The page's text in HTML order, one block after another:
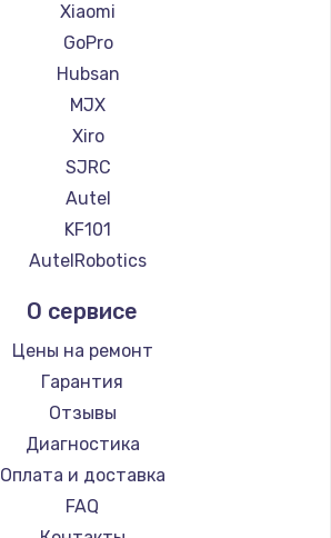
Xiaomi
GoPro
Hubsan
MJX
Xiro
SJRC
Autel
KF101
AutelRobotics
О сервисе
Цены на ремонт
Гарантия
Отзывы
Диагностика
Оплата и доставка
FAQ